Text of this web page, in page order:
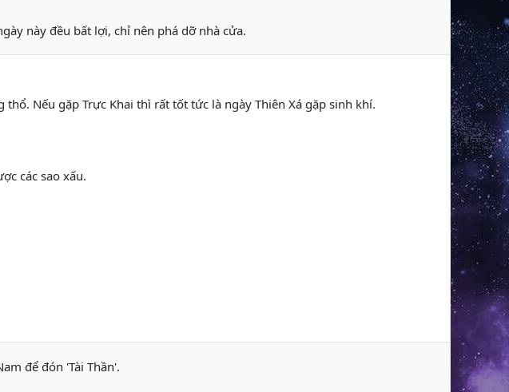
này đều bất lợi, chỉ nên phá dỡ nhà cửa.
Nếu gặp Trực Khai thì rất tốt tức là ngày Thiên Xá gặp sinh khí.
các sao xấu.
để đón 'Tài Thần'.